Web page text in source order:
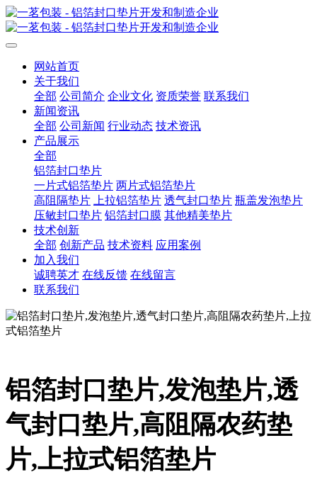
网站首页
关于我们
全部 公司简介 企业文化 资质荣誉 联系我们
新闻资讯
全部 公司新闻 行业动态 技术资讯
产品展示
全部
铝箔封口垫片
一片式铝箔垫片 两片式铝箔垫片
高阻隔垫片
上拉铝箔垫片 透气封口垫片 瓶盖发泡垫片
压敏封口垫片 铝箔封口膜 其他精美垫片
技术创新
全部 创新产品 技术资料 应用案例
加入我们
诚聘英才 在线反馈 在线留言
联系我们
铝箔封口垫片,发泡垫片,透
气封口垫片,高阻隔农药垫
片,上拉式铝箔垫片